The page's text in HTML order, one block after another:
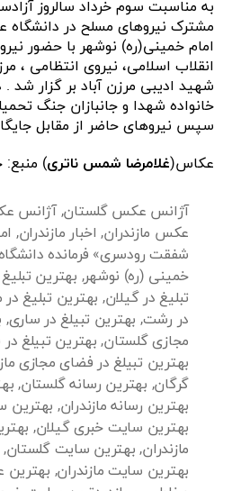
به مناسبت سوم خرداد سالروز
مشترک نیروهای مسلح در دانشگاه
امام خمینی(ره) نوشهر با حضور
انقلاب اسلامی، نیروی انتظامی ،
شهید ادیبی مرزن آباد بر گزار شد .
خانواده شهدا و جانبازان جنگ
سپس نیروهای حاضر از مقابل
عکاس(غلامرضا شمس ناتری) منبع:
آژانس عکس گلستان,آژانس
عکس مازندران, اخبار مازندران,
شفقت رودسری» فرمانده
خمینی (ره) نوشهر, بهترین
تبلیغ در گیلان, بهترین تبلیغ در
در رشت, بهترین تبیلغ در ساری,
مجازی گلستان, بهترین تبیلغ
بهترین تبیلغ در فضای مجازی
گرگان, بهترین رسانه گلستان,
بهترین رسانه مازندران, بهترین
بهترین سایت خبری گیلان,
مازندران, بهترین سایت گلستان,
بهترین سایت مازندران,